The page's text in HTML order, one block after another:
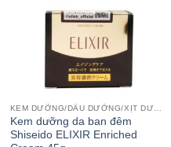
Kem dưỡng da ban đêm
Shiseido ELIXIR Enriched